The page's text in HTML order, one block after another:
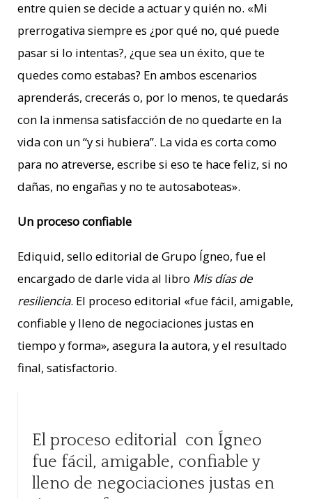
entre quien se decide a actuar y quién no. «Mi
prerrogativa siempre es ¿por qué no, qué puede
pasar si lo intentas?, ¿que sea un éxito, que te
quedes como estabas? En ambos escenarios
aprenderás, crecerás o, por lo menos, te quedarás
con la inmensa satisfacción de no quedarte en la
vida con un “y si hubiera”. La vida es corta como
para no atreverse, escribe si eso te hace feliz, si no
dañas, no engañas y no te autosaboteas».
Un proceso confiable
Ediquid, sello editorial de Grupo Ígneo, fue el
encargado de darle vida al libro Mis días de
resiliencia. El proceso editorial «fue fácil, amigable,
confiable y lleno de negociaciones justas en
tiempo y forma», asegura la autora, y el resultado
final, satisfactorio.
El proceso editorial con Ígneo
fue fácil, amigable, confiable y
lleno de negociaciones justas en